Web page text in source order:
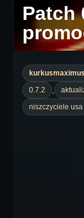
Patch
kurkusmaximus
0.7.2
niszczyciele usa